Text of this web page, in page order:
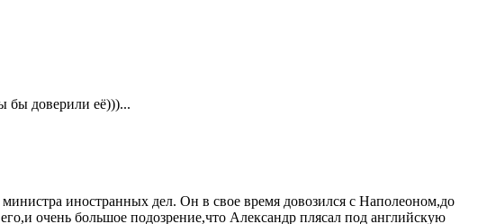
бы доверили её)))...
иностранных дел. Он в свое время довозился с Наполеоном,до
очень большое подозрение,что Александр плясал под английскую